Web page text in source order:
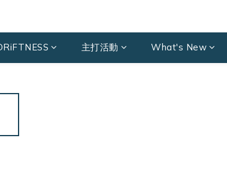
主打活動 What's New